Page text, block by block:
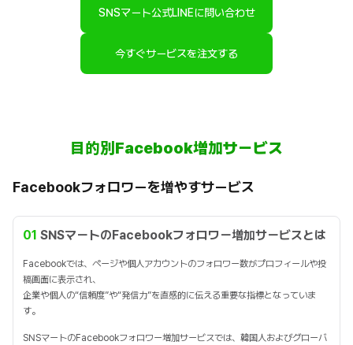
SNSマート公式LINEに問い合わせ
今すぐサービスを注文する
目的別Facebook増加サービス
Facebookフォロワーを増やすサービス
01 SNSマートのFacebookフォロワー増加サービスとは
Facebookでは、ページや個人アカウントのフォロワー数がプロフィールや投
稿画面に表示され、
企業や個人の“信頼度”や“発信力”を直感的に伝える重要な指標となっていま
す。
SNSマートのFacebookフォロワー増加サービスでは、韓国人およびグローバ